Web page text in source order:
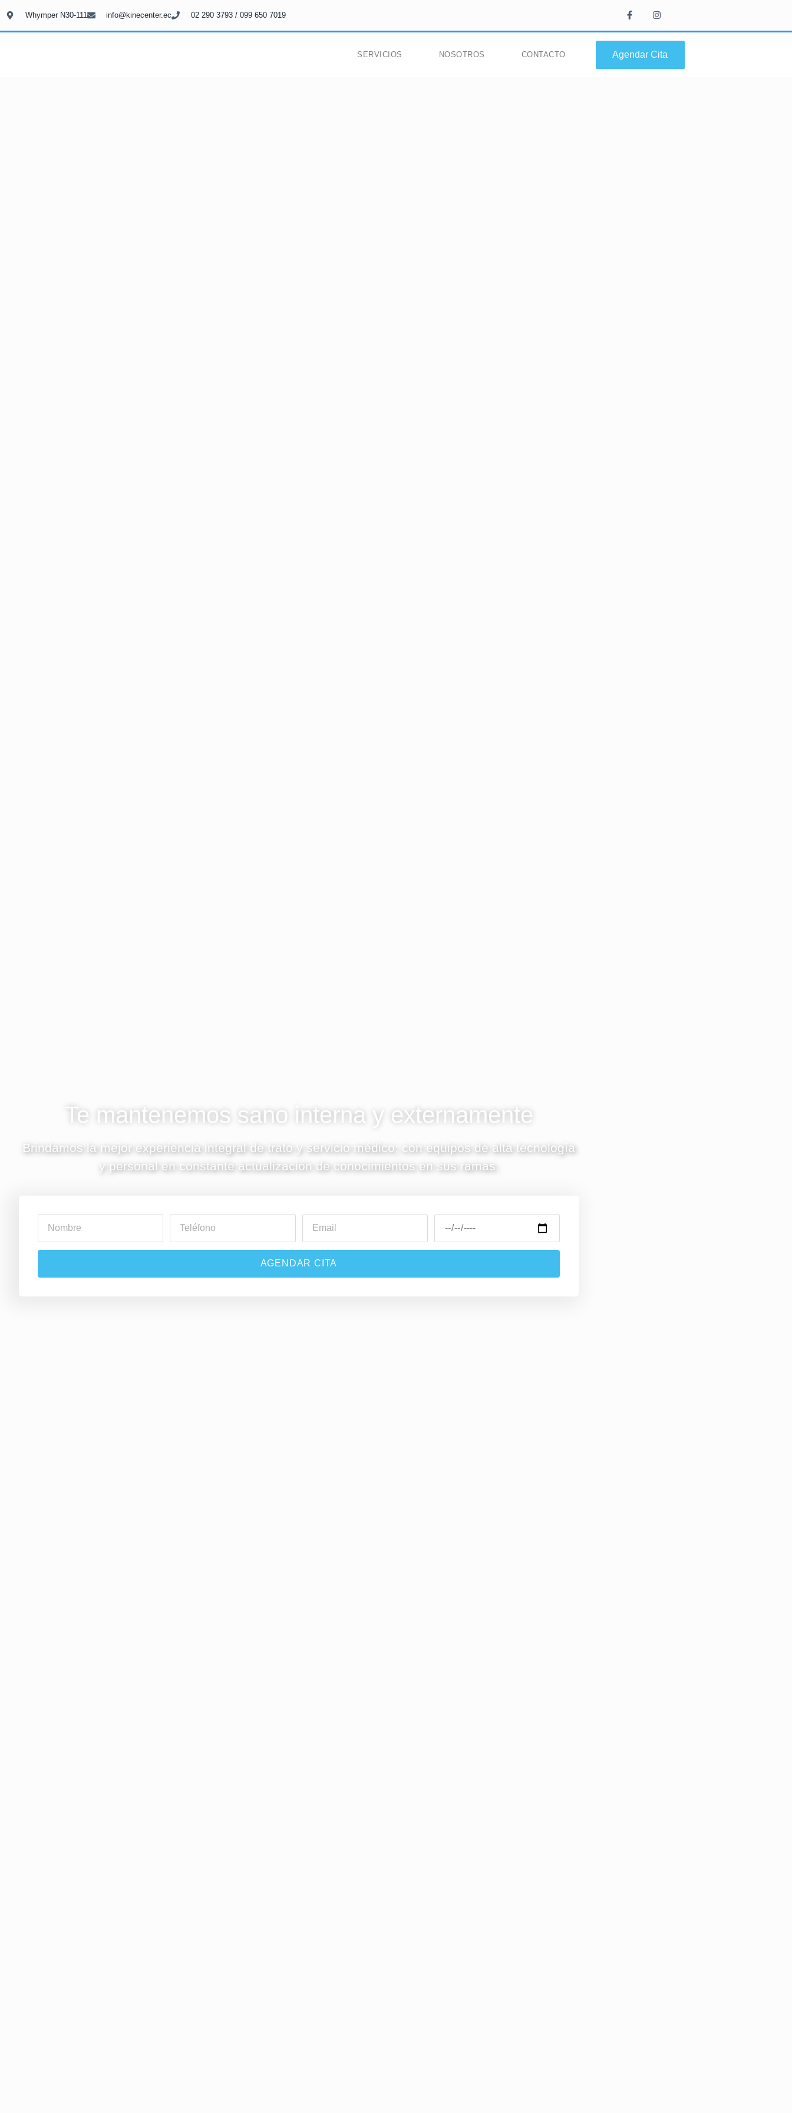
Whymper N30-111 info@kinecenter.ec 02 290 3793 / 099 650 7019
SERVICIOS NOSOTROS CONTACTO Agendar Cita
Te mantenemos sano interna y externamente
Brindamos la mejor experiencia integral de trato y servicio médico; con equipos de alta tecnología
y personal en constante actualización de conocimientos en sus ramas.
AGENDAR CITA